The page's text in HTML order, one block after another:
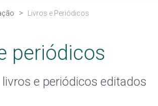
Livros e Periódicos
periódicos
e periódicos editados